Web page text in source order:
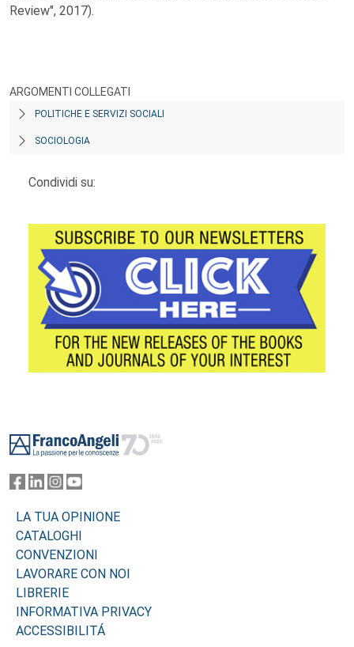
Review", 2017).
ARGOMENTI COLLEGATI
POLITICHE E SERVIZI SOCIALI
SOCIOLOGIA
Condividi su:
LA TUA OPINIONE
CATALOGHI
CONVENZIONI
LAVORARE CON NOI
LIBRERIE
INFORMATIVA PRIVACY
ACCESSIBILITÁ